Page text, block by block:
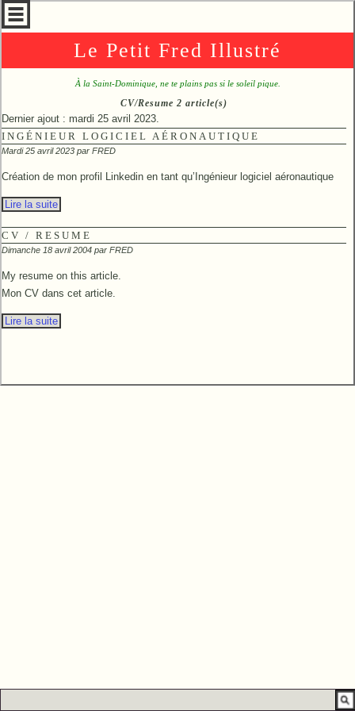
Le Petit Fred Illustré
À la Saint-Dominique, ne te plains pas si le soleil pique.
CV/Resume 2 article(s)
Dernier ajout : mardi 25 avril 2023.
INGÉNIEUR LOGICIEL AÉRONAUTIQUE
Mardi 25 avril 2023 par FRED
Création de mon profil Linkedin en tant qu’Ingénieur logiciel aéronautique
Lire la suite
CV / RESUME
Dimanche 18 avril 2004 par FRED
My resume on this article.
Mon CV dans cet article.
Lire la suite